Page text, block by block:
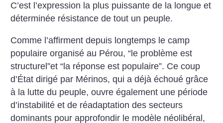
C’est l’expression la plus puissante de la longue et
déterminée résistance de tout un peuple.
Comme l’affirment depuis longtemps le camp
populaire organisé au Pérou, “le problème est
structurel”et “la réponse est populaire”. Ce coup
d’État dirigé par Mérinos, qui a déjà échoué grâce
à la lutte du peuple, ouvre également une période
d’instabilité et de réadaptation des secteurs
dominants pour approfondir le modèle néolibéral,